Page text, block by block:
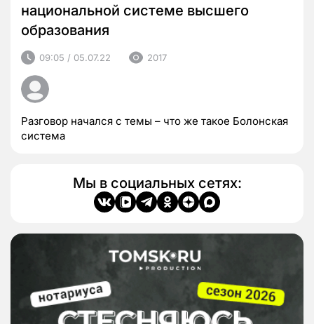
национальной системе высшего
образования
09:05 / 05.07.22 2017
Разговор начался с темы – что же такое Болонская
система
Мы в социальных сетях: